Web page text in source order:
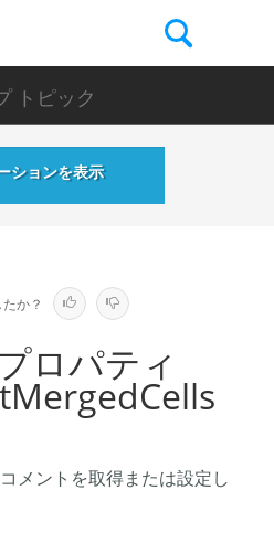
トピック
ションを表示
か？
ロパティ
メントを取得または設定し